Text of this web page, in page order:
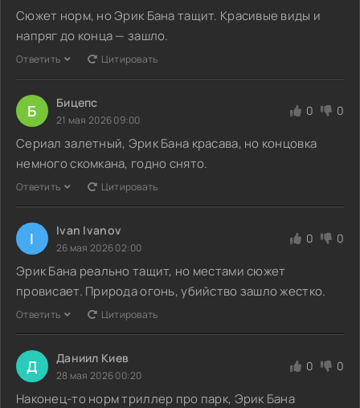
Сюжет норм, но Эрик Бана тащит. Красивые виды и
напряг до конца — зашло.
Ответить Цитировать
Б Бицепс
21 мая 2026 09:00
0 0
Сериал залетный, Эрик Бана красава, но концовка
немного скомкана, годно снято.
Ответить Цитировать
I Ivan Ivanov
26 мая 2026 02:00
0 0
Эрик Бана реально тащит, но местами сюжет
провисает. Природа огонь, убийство зашло жестко.
Ответить Цитировать
Д Даниил Киев
28 мая 2026 00:20
0 0
Наконец-то норм триллер про парк, Эрик Бана